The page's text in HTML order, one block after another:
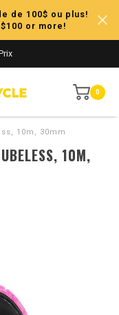
de 100$ ou plus!
or more!
0
10m, 30mm
10M,